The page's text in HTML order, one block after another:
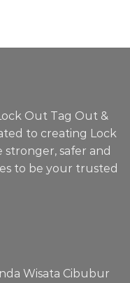
Out Tag Out &
to creating Lock
safer and
to be your trusted
Wisata Cibubur